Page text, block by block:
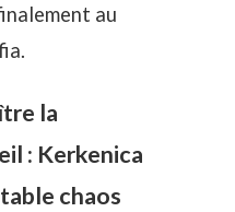
au
.
la
: Kerkenica
chaos